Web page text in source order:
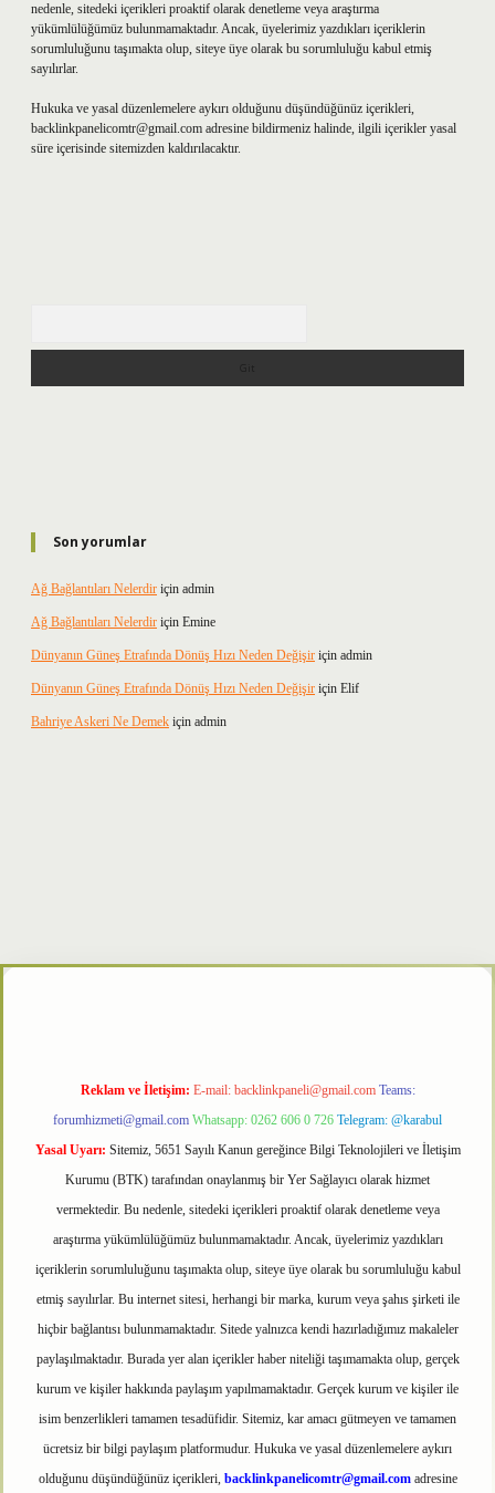
nedenle, sitedeki içerikleri proaktif olarak denetleme veya araştırma
yükümlülüğümüz bulunmamaktadır. Ancak, üyelerimiz yazdıkları içeriklerin
sorumluluğunu taşımakta olup, siteye üye olarak bu sorumluluğu kabul etmiş
sayılırlar.
Hukuka ve yasal düzenlemelere aykırı olduğunu düşündüğünüz içerikleri,
backlinkpanelicomtr@gmail.com adresine bildirmeniz halinde, ilgili içerikler yasal
süre içerisinde sitemizden kaldırılacaktır.
Son yorumlar
Ağ Bağlantıları Nelerdir için admin
Ağ Bağlantıları Nelerdir için Emine
Dünyanın Güneş Etrafında Dönüş Hızı Neden Değişir için admin
Dünyanın Güneş Etrafında Dönüş Hızı Neden Değişir için Elif
Bahriye Askeri Ne Demek için admin
betxper
Reklam ve İletişim: E-mail: backlinkpaneli@gmail.com Teams:
forumhizmeti@gmail.com Whatsapp: 0262 606 0 726 Telegram: @karabul
Yasal Uyarı: Sitemiz, 5651 Sayılı Kanun gereğince Bilgi Teknolojileri ve İletişim
Kurumu (BTK) tarafından onaylanmış bir Yer Sağlayıcı olarak hizmet
vermektedir. Bu nedenle, sitedeki içerikleri proaktif olarak denetleme veya
araştırma yükümlülüğümüz bulunmamaktadır. Ancak, üyelerimiz yazdıkları
içeriklerin sorumluluğunu taşımakta olup, siteye üye olarak bu sorumluluğu kabul
etmiş sayılırlar. Bu internet sitesi, herhangi bir marka, kurum veya şahıs şirketi ile
hiçbir bağlantısı bulunmamaktadır. Sitede yalnızca kendi hazırladığımız makaleler
paylaşılmaktadır. Burada yer alan içerikler haber niteliği taşımamakta olup, gerçek
kurum ve kişiler hakkında paylaşım yapılmamaktadır. Gerçek kurum ve kişiler ile
isim benzerlikleri tamamen tesadüfidir. Sitemiz, kar amacı gütmeyen ve tamamen
ücretsiz bir bilgi paylaşım platformudur. Hukuka ve yasal düzenlemelere aykırı
olduğunu düşündüğünüz içerikleri, backlinkpanelicomtr@gmail.comadresine